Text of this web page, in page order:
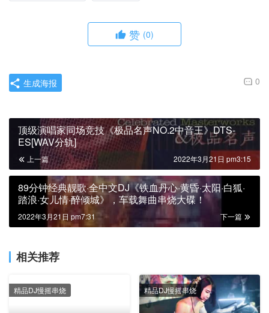
赞 (0)
0
生成海报
顶级演唱家同场竞技《极品名声NO.2中音王》DTS-
ES[WAV分轨]
上一篇 2022年3月21日 pm3:15
89分钟经典靓歌·全中文DJ《铁血丹心·黄昏·太阳·白狐·
踏浪·女儿情·醉倾城》，车载舞曲串烧大碟！
下一篇
2022年3月21日 pm7:31
相关推荐
精品DJ慢摇串烧 精品DJ慢摇串烧